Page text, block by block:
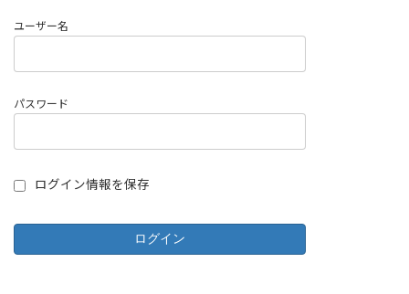
ユーザー名
パスワード
ログイン情報を保存